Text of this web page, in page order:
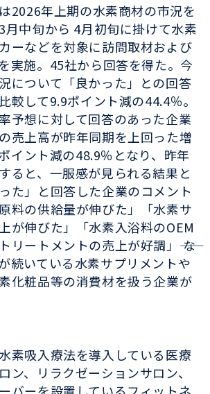
2026年上期の水素商材の市況を
月中旬から 4月初旬に掛けて水素
ーなどを対象に訪問取材および
実施。45社から回答を得た。今
について「良かった」との回答
較して9.9ポイント減の44.4％。
予想に対して回答のあった企業
売上高が昨年同期を上回った増
イント減の48.9％となり、昨年
ると、一服感が見られる結果と
た」と回答した企業のコメント
料の供給量が伸びた」「水素サ
が伸びた」「水素入浴料のOEM
リートメントの売上が好調」―― な
続いている水素サプリメントや
化粧品等の消費材を扱う企業が
素吸入療法を導入している医療
ン、リラクゼーションサロン、